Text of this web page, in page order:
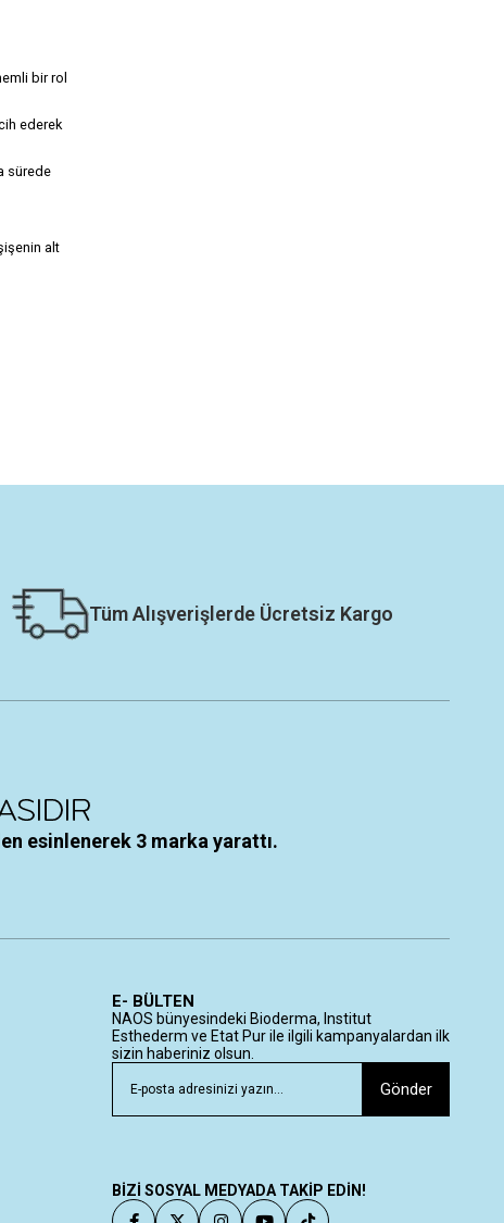
bir rol
ederek
sürede
alt
Tüm Alışverişlerde Ücretsiz Kargo
esinlenerek 3 marka yarattı.
E- BÜLTEN
NAOS bünyesindeki Bioderma, Institut
Esthederm ve Etat Pur ile ilgili kampanyalardan ilk
sizin haberiniz olsun.
Gönder
BİZİ SOSYAL MEDYADA TAKİP EDİN!